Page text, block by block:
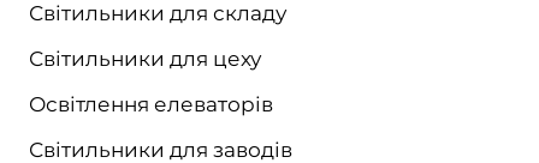
Світильники для складу
Світильники для цеху
Освітлення елеваторів
Світильники для заводів